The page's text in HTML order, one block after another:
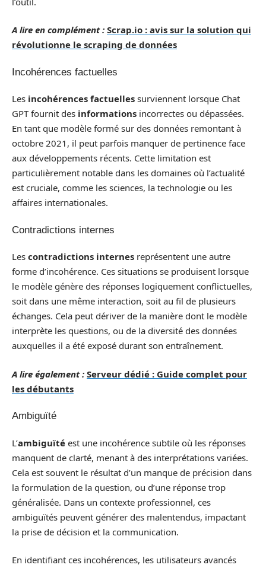
A lire en complément : Scrap.io : avis sur la solution qui
révolutionne le scraping de données
Incohérences factuelles
Les incohérences factuelles surviennent lorsque Chat
GPT fournit des informations incorrectes ou dépassées.
En tant que modèle formé sur des données remontant à
octobre 2021, il peut parfois manquer de pertinence face
aux développements récents. Cette limitation est
particulièrement notable dans les domaines où l’actualité
est cruciale, comme les sciences, la technologie ou les
affaires internationales.
Contradictions internes
Les contradictions internes représentent une autre
forme d’incohérence. Ces situations se produisent lorsque
le modèle génère des réponses logiquement conflictuelles,
soit dans une même interaction, soit au fil de plusieurs
échanges. Cela peut dériver de la manière dont le modèle
interprète les questions, ou de la diversité des données
auxquelles il a été exposé durant son entraînement.
A lire également : Serveur dédié : Guide complet pour
les débutants
Ambiguïté
L’ambiguïté est une incohérence subtile où les réponses
manquent de clarté, menant à des interprétations variées.
Cela est souvent le résultat d’un manque de précision dans
la formulation de la question, ou d’une réponse trop
généralisée. Dans un contexte professionnel, ces
ambiguïtés peuvent générer des malentendus, impactant
la prise de décision et la communication.
En identifiant ces incohérences, les utilisateurs avancés